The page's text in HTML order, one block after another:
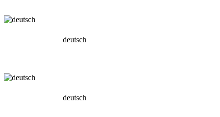
deutsch
deutsch